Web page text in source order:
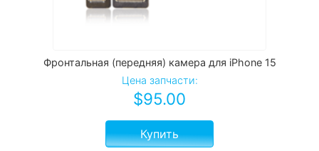
Фронтальная (передняя) камера для iPhone 15
Цена запчасти:
$95.00
Купить